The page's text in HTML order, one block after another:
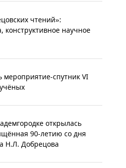
чтений»:
конструктивное научное
спутник VI
открылась
90-летию со дня
Н.Л. Добрецова